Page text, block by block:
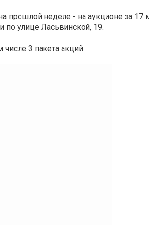
прошлой неделе - на аукционе за 17
улице Ласьвинской, 19.
числе 3 пакета акций.